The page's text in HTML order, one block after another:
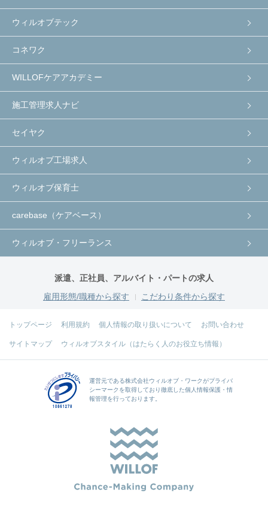
ウィルオブテック
コネワク
WILLOFケアアカデミー
施工管理求人ナビ
セイヤク
ウィルオブ工場求人
ウィルオブ保育士
carebase（ケアベース）
ウィルオブ・フリーランス
派遣、正社員、アルバイト・パートの求人
雇用形態/職種から探す
こだわり条件から探す
トップページ 利用規約 個人情報の取り扱いについて お問い合わせ
サイトマップ ウィルオブスタイル（はたらく人のお役立ち情報）
運営元である株式会社ウィルオブ・ワークがプライバ
シーマークを取得しており徹底した個人情報保護・情
報管理を行っております。